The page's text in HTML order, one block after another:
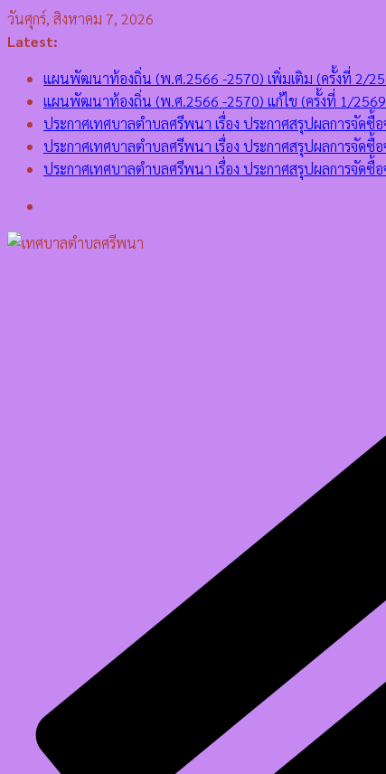
Skip
to
วันศุกร์, สิงหาคม 7, 2026
Latest:
แผนพัฒนาท้องถิ่น (พ.ศ.2566 -2570) เพิ่มเติม (ครั้งที่ 2/
แผนพัฒนาท้องถิ่น (พ.ศ.2566 -2570) แก้ไข (ครั้งที่ 1/
ประกาศเทศบาลตำบลศรีพนา เรื่อง ประกาศสรุปผลการจั
ประกาศเทศบาลตำบลศรีพนา เรื่อง ประกาศสรุปผลการจั
ประกาศเทศบาลตำบลศรีพนา เรื่อง ประกาศสรุปผลการจั